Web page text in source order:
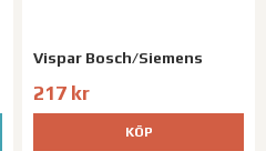
Vispar Bosch/Siemens
217 kr
KÖP